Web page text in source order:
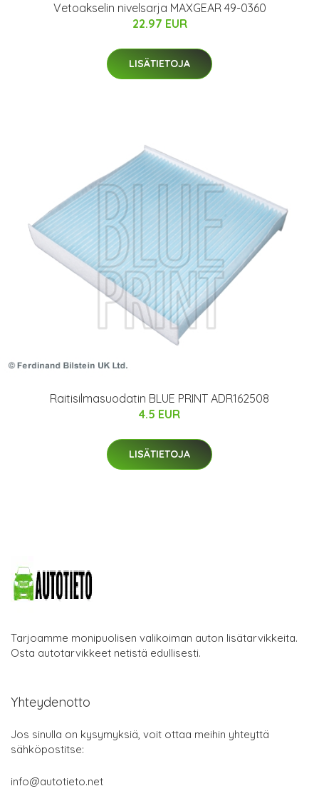
Vetoakselin nivelsarja MAXGEAR 49-0360
22.97 EUR
LISÄTIETOJA
Raitisilmasuodatin BLUE PRINT ADR162508
4.5 EUR
LISÄTIETOJA
Tarjoamme monipuolisen valikoiman auton lisätarvikkeita.
Osta autotarvikkeet netistä edullisesti.
Yhteydenotto
Jos sinulla on kysymyksiä, voit ottaa meihin yhteyttä
sähköpostitse:
info@autotieto.net